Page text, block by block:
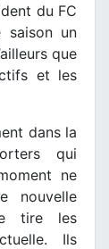
du FC
saison un
que
et les
dans la
qui
ne
nouvelle
tire les
Ils